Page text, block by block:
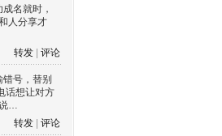
名就时，
人分享才
转发
评论
号，替别
话想让对方
…
转发
评论